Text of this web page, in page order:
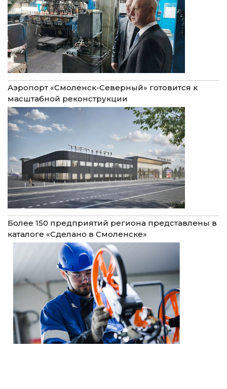
Аэропорт «Смоленск-Северный» готовится к
масштабной реконструкции
Более 150 предприятий региона представлены в
каталоге «Сделано в Смоленске»